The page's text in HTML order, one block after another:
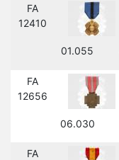
FA
12410
01.055
FA
12656
06.030
FA